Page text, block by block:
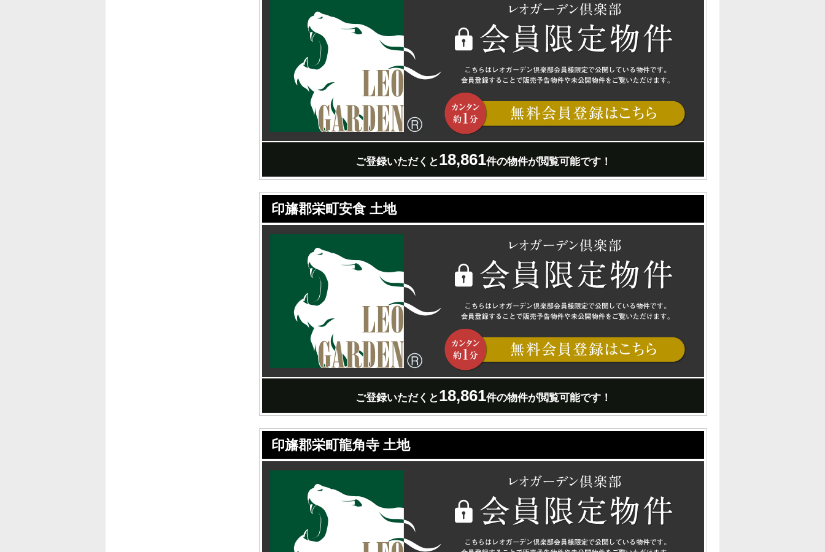
ご登録いただくと18,861件の物件が閲覧可能です！
印旛郡栄町安食 土地
ご登録いただくと18,861件の物件が閲覧可能です！
印旛郡栄町龍角寺 土地